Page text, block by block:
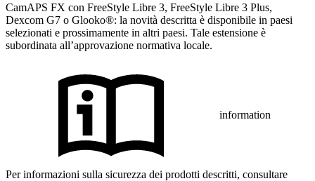
CamAPS FX con FreeStyle Libre 3, FreeStyle Libre 3 Plus,
Dexcom G7 o Glooko®: la novità descritta è disponibile in paesi
selezionati e prossimamente in altri paesi. Tale estensione è
subordinata all’approvazione normativa locale.
information
Per informazioni sulla sicurezza dei prodotti descritti, consultare